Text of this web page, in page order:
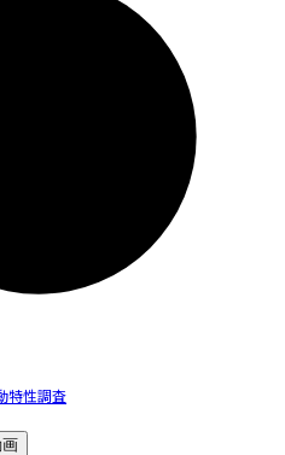
特性調査